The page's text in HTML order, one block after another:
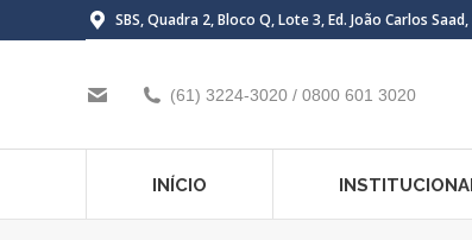
SBS, Quadra 2, Bloco Q, Lote 3, Ed. João Carlos
(61) 3224-3020 / 0800 601 3020
INÍCIO